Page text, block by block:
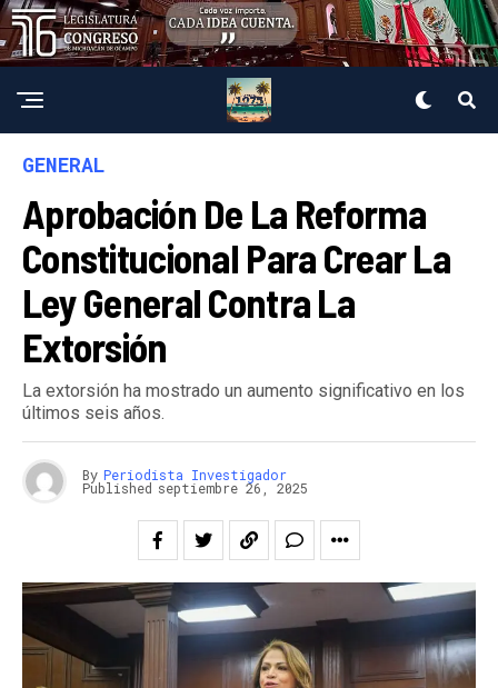
GENERAL
Aprobación De La Reforma
Constitucional Para Crear La
Ley General Contra La
Extorsión
La extorsión ha mostrado un aumento significativo en los
últimos seis años.
By Periodista Investigador
Published septiembre 26, 2025